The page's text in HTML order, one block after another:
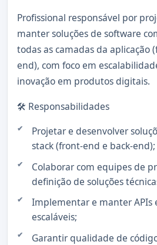
Profissional responsável por
manter soluções de software
todas as camadas da aplicação
end), com foco em
inovação em produtos digitais.
🛠️ Responsabilidades
Projetar e desenvolver
stack (front-end e back-end);
Colaborar com equipes de
definição de soluções
Implementar e manter APIs
escaláveis;
Garantir qualidade de